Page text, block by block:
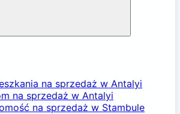
na sprzedaż w Antalyi
na sprzedaż w Antalyi
na sprzedaż w Stambule